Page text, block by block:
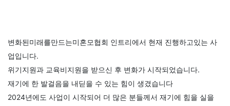
변화된미래를만드는미혼모협회 인트리에서 현재 진행하고있는 사
업입니다.
위기지원과 교육비지원을 받으신 후 변화가 시작되었습니다.
재기에 한 발걸음을 내딛을 수 있는 힘이 생겼습니다
2024년에도 사업이 시작되어 더 많은 분들께서 재기에 힘을 실을